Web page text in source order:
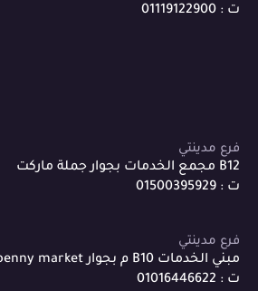
ت : 01119122900
فرع مدينتي
B12 مجمع الخدمات بجوار جملة ماركت
ت : 01500395929
فرع مدينتي
مبني الخدمات B10 م بجوار penny market .
ت : 01016446622